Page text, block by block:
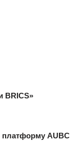
BRICS»
платформу AUBC